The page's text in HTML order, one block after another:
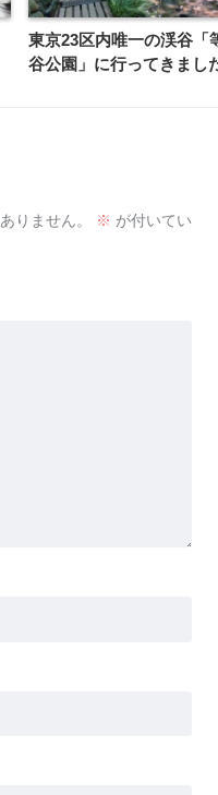
東京23区内唯一の渓谷「
谷公園」に行ってきまし
りません。 ※ が付いてい